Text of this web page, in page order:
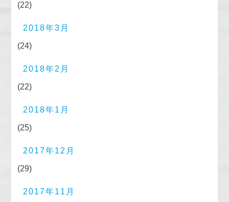
(22)
2018年3月
(24)
2018年2月
(22)
2018年1月
(25)
2017年12月
(29)
2017年11月